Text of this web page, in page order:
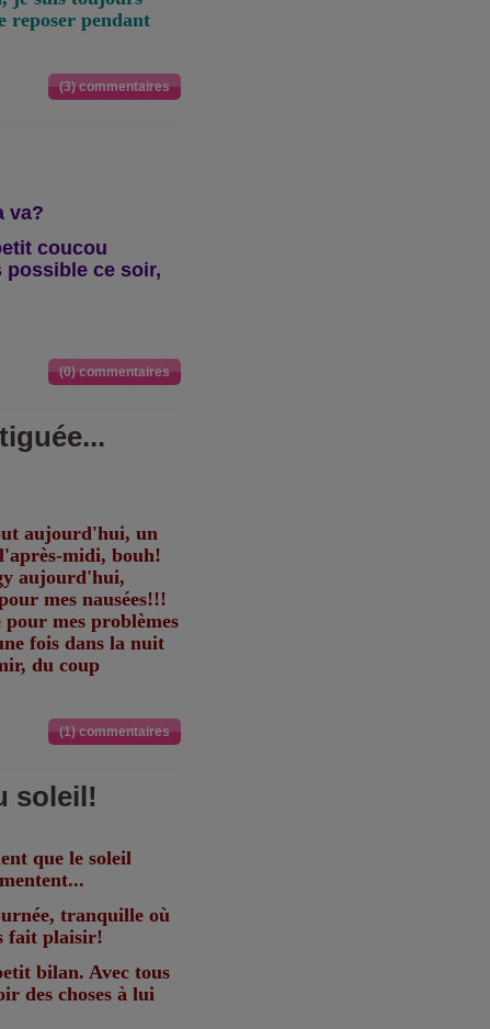
reposer pendant
(3) commentaires
va?
coucou
possible ce soir,
(0) commentaires
aujourd'hui, un
midi, bouh!
aujourd'hui,
mes nausées!!!
mes problèmes
fois dans la nuit
du coup
(1) commentaires
soleil!
que le soleil
tranquille où
fait plaisir!
bilan. Avec tous
des choses à lui